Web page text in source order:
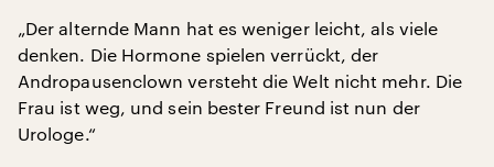
„Der alternde Mann hat es weniger leicht, als viele
denken. Die Hormone spielen verrückt, der
Andropausenclown versteht die Welt nicht mehr. Die
Frau ist weg, und sein bester Freund ist nun der
Urologe.“